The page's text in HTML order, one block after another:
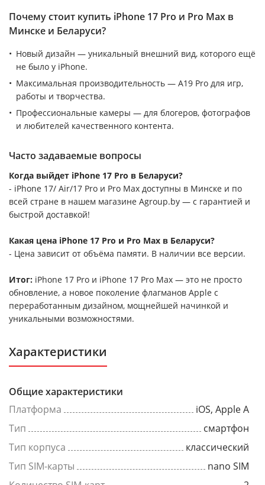
Почему стоит купить iPhone 17 Pro и Pro Max в
Минске и Беларуси?
Новый дизайн — уникальный внешний вид, которого ещё
не было у iPhone.
Максимальная производительность — A19 Pro для игр,
работы и творчества.
Профессиональные камеры — для блогеров, фотографов
и любителей качественного контента.
Часто задаваемые вопросы
Когда выйдет iPhone 17 Pro в Беларуси?
- iPhone 17/ Air/17 Pro и Pro Max доступны в Минске и по
всей стране в нашем магазине Agroup.by — с гарантией и
быстрой доставкой!
Какая цена iPhone 17 Pro и Pro Max в Беларуси?
- Цена зависит от объёма памяти. В наличии все версии.
Итог: iPhone 17 Pro и iPhone 17 Pro Max — это не просто
обновление, а новое поколение флагманов Apple с
переработанным дизайном, мощнейшей начинкой и
уникальными возможностями.
Характеристики
Общие характеристики
Платформа
iOS, Apple A
Тип
смартфон
Тип корпуса
классический
Тип SIM-карты
nano SIM